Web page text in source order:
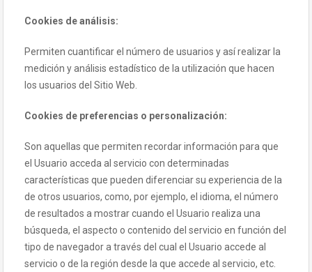
Cookies de análisis:
Permiten cuantificar el número de usuarios y así realizar la
medición y análisis estadístico de la utilización que hacen
los usuarios del Sitio Web.
Cookies de preferencias o personalización:
Son aquellas que permiten recordar información para que
el Usuario acceda al servicio con determinadas
características que pueden diferenciar su experiencia de la
de otros usuarios, como, por ejemplo, el idioma, el número
de resultados a mostrar cuando el Usuario realiza una
búsqueda, el aspecto o contenido del servicio en función del
tipo de navegador a través del cual el Usuario accede al
servicio o de la región desde la que accede al servicio, etc.